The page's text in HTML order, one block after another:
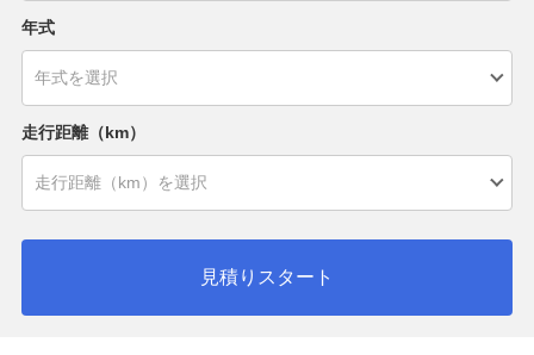
年式
走行距離（km）
見積りスタート